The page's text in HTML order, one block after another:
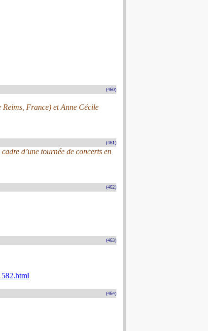
(460)
France) et Anne Cécile
(461)
d’une tournée de concerts en
(462)
(463)
(464)